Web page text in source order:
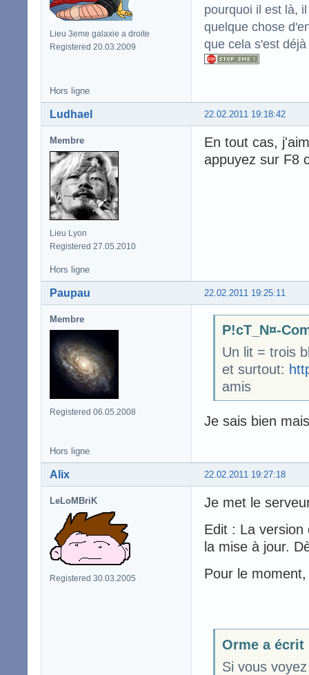
Lieu 3eme galaxie a droite
Registered 20.03.2009
pourquoi il est là,
quelque chose
que cela s'est
Hors ligne
22.02.2011 19:18:42
Ludhael
Membre
Lieu Lyon
Registered 27.05.2010
En tout cas,
appuyez sur F8
Hors ligne
22.02.2011 19:25:11
Paupau
Membre
Registered 06.05.2008
P!cT_N¤-
Un lit = trois
et surtout:
amis
Je sais bien
Hors ligne
22.02.2011 19:27:18
Alix
LeLoMBriK
Registered 30.03.2005
Je met le
Edit : La version
la mise à jour.
Pour le
Orme a écrit
Si vous